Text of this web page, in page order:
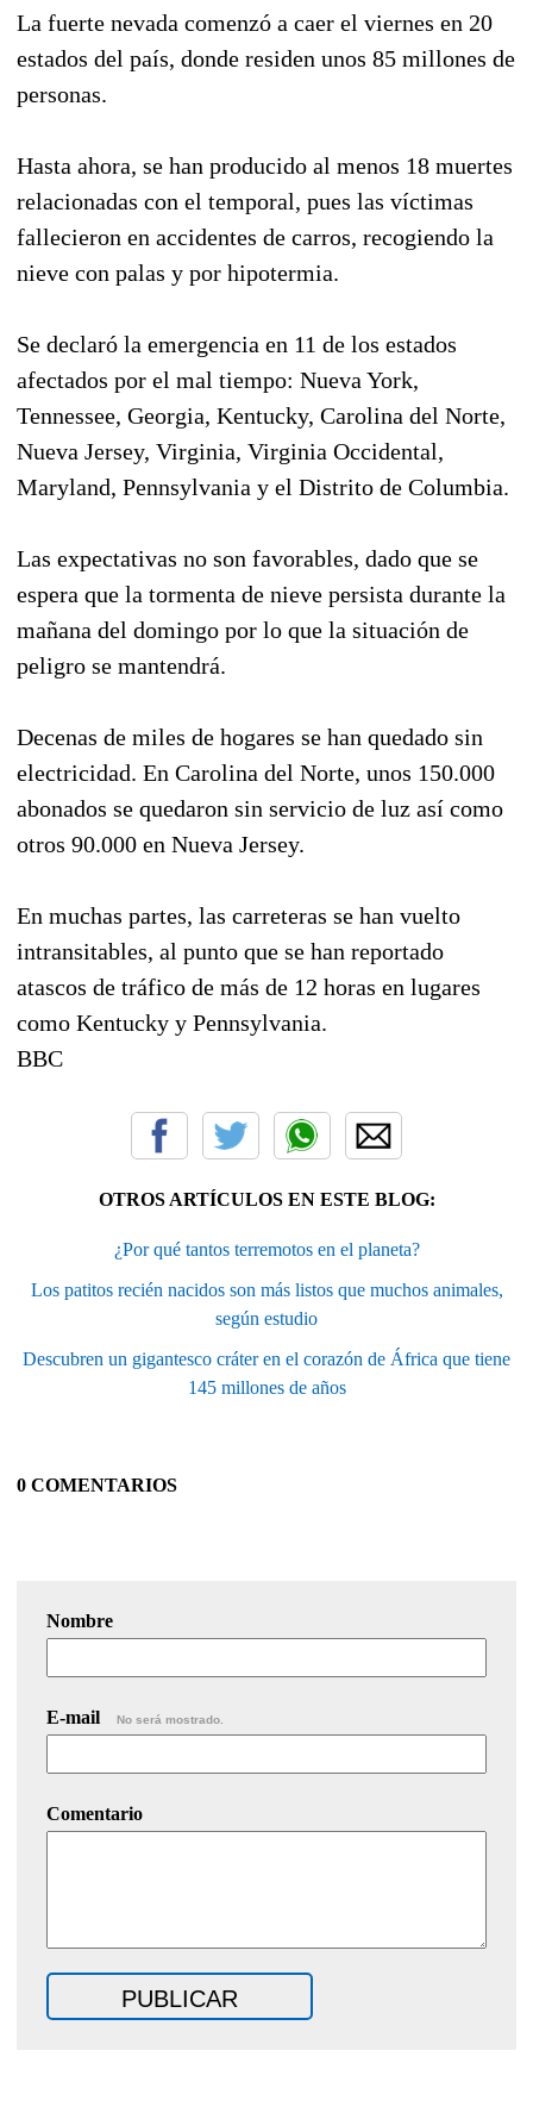
La fuerte nevada comenzó a caer el viernes en 20
estados del país, donde residen unos 85 millones de
personas.
Hasta ahora, se han producido al menos 18 muertes
relacionadas con el temporal, pues las víctimas
fallecieron en accidentes de carros, recogiendo la
nieve con palas y por hipotermia.
Se declaró la emergencia en 11 de los estados
afectados por el mal tiempo: Nueva York,
Tennessee, Georgia, Kentucky, Carolina del Norte,
Nueva Jersey, Virginia, Virginia Occidental,
Maryland, Pennsylvania y el Distrito de Columbia.
Las expectativas no son favorables, dado que se
espera que la tormenta de nieve persista durante la
mañana del domingo por lo que la situación de
peligro se mantendrá.
Decenas de miles de hogares se han quedado sin
electricidad. En Carolina del Norte, unos 150.000
abonados se quedaron sin servicio de luz así como
otros 90.000 en Nueva Jersey.
En muchas partes, las carreteras se han vuelto
intransitables, al punto que se han reportado
atascos de tráfico de más de 12 horas en lugares
como Kentucky y Pennsylvania.
BBC
OTROS ARTÍCULOS EN ESTE BLOG:
¿Por qué tantos terremotos en el planeta?
Los patitos recién nacidos son más listos que muchos animales,
según estudio
Descubren un gigantesco cráter en el corazón de África que tiene
145 millones de años
0 COMENTARIOS
Nombre
E-mail No será mostrado.
Comentario